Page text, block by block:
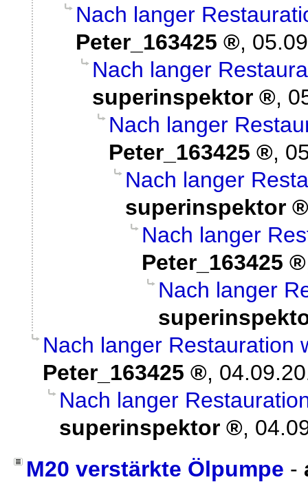
Nach langer
Peter_163425
,
Nach langer
superinspektor
,
Nach langer
Peter_163425
,
Nach langer
superinspektor
Nach langer
Peter_163425
Nach langer
Nach langer Restauration
Peter_163425
,
Nach langer
superinspektor
,
M20 verstärkte Ölpumpe -